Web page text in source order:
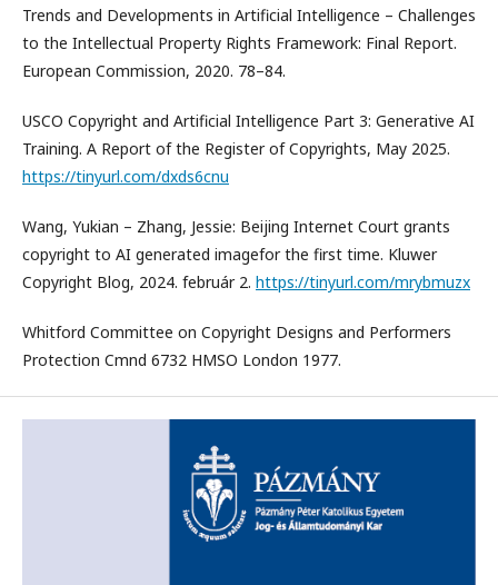
Trends and Developments in Artificial Intelligence – Challenges
to the Intellectual Property Rights Framework: Final Report.
European Commission, 2020. 78–84.
USCO Copyright and Artificial Intelligence Part 3: Generative AI
Training. A Report of the Register of Copyrights, May 2025.
https://tinyurl.com/dxds6cnu
Wang, Yukian – Zhang, Jessie: Beijing Internet Court grants
copyright to AI generated imagefor the first time. Kluwer
Copyright Blog, 2024. február 2. https://tinyurl.com/mrybmuzx
Whitford Committee on Copyright Designs and Performers
Protection Cmnd 6732 HMSO London 1977.